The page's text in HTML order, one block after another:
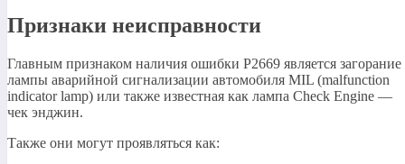
Признаки неисправности
Главным признаком наличия ошибки P2669 является загорание
лампы аварийной сигнализации автомобиля MIL (malfunction
indicator lamp) или также известная как лампа Check Engine —
чек энджин.
Также они могут проявляться как: